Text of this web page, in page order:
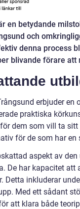
en betydande
och
denna process
blivande förare
erbjuder
praktiska
dem som vill ta
för de som har
aspekt av
De har kapacitet
Detta inkluderar
Med ett sådant
att klara både